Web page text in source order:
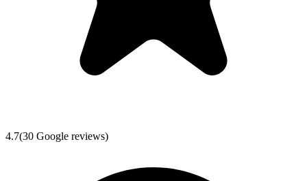
4.7(30 Google reviews)